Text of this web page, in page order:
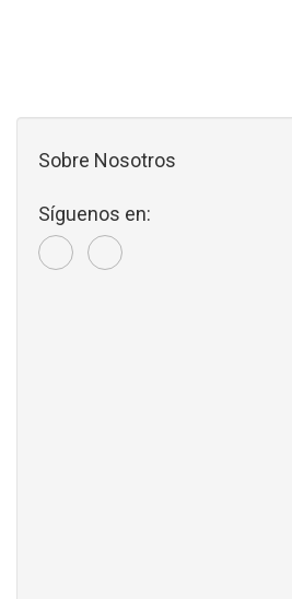
Sobre Nosotros
Síguenos en: